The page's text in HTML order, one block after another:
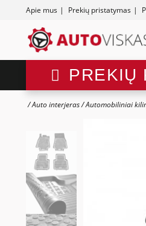
Apie mus | Prekių pristatymas |
PREKIŲ
Auto interjeras Automobiliniai